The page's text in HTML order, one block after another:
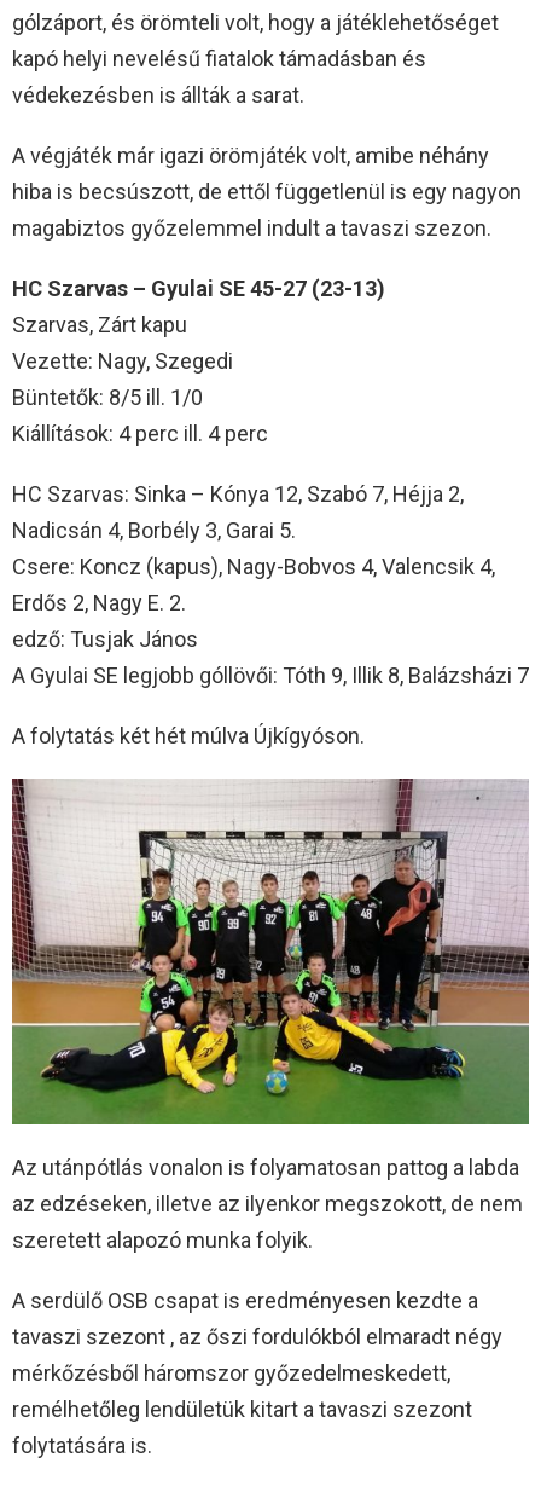
gólzáport, és örömteli volt, hogy a játéklehetőséget
kapó helyi nevelésű fiatalok támadásban és
védekezésben is állták a sarat.
A végjáték már igazi örömjáték volt, amibe néhány
hiba is becsúszott, de ettől függetlenül is egy nagyon
magabiztos győzelemmel indult a tavaszi szezon.
HC Szarvas – Gyulai SE 45-27 (23-13)
Szarvas, Zárt kapu
Vezette: Nagy, Szegedi
Büntetők: 8/5 ill. 1/0
Kiállítások: 4 perc ill. 4 perc
HC Szarvas: Sinka – Kónya 12, Szabó 7, Héjja 2,
Nadicsán 4, Borbély 3, Garai 5.
Csere: Koncz (kapus), Nagy-Bobvos 4, Valencsik 4,
Erdős 2, Nagy E. 2.
edző: Tusjak János
A Gyulai SE legjobb góllövői: Tóth 9, Illik 8, Balázsházi 7
A folytatás két hét múlva Újkígyóson.
Az utánpótlás vonalon is folyamatosan pattog a labda
az edzéseken, illetve az ilyenkor megszokott, de nem
szeretett alapozó munka folyik.
A serdülő OSB csapat is eredményesen kezdte a
tavaszi szezont , az őszi fordulókból elmaradt négy
mérkőzésből háromszor győzedelmeskedett,
remélhetőleg lendületük kitart a tavaszi szezont
folytatására is.